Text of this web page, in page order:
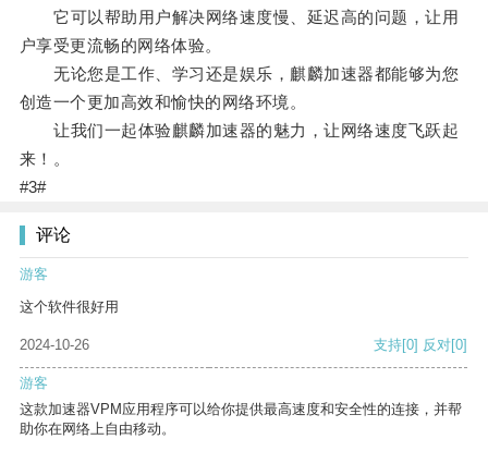
它可以帮助用户解决网络速度慢、延迟高的问题，让用
户享受更流畅的网络体验。
无论您是工作、学习还是娱乐，麒麟加速器都能够为您
创造一个更加高效和愉快的网络环境。
让我们一起体验麒麟加速器的魅力，让网络速度飞跃起
来！。
#3#
评论
游客
这个软件很好用
2024-10-26 支持[0] 反对[0]
游客
这款加速器VPM应用程序可以给你提供最高速度和安全性的连接，并帮
助你在网络上自由移动。